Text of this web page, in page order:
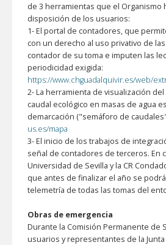
de 3 herramientas que el Organismo
disposición de los usuarios:
1-El portal de contadores, que
con un derecho al uso privativo de
contador de su toma e imputen las
periodicidad exigida:
https://www.chguadalquivir.es/web/
2-La herramienta de visualización
caudal ecológico en masas de agua
demarcación ("semáforo de
us.es/mapa
3-El inicio de los trabajos de
señal de contadores de terceros. En
Universidad de Sevilla y la CR
que antes de finalizar el año se
telemetría de todas las tomas del
Obras de emergencia
Durante la Comisión Permanente de
usuarios y representantes de la Junta